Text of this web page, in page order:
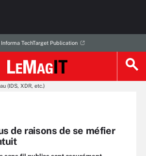
Informa TechTarget Publication
(IDS, XDR, etc.)
de raisons de se méfier